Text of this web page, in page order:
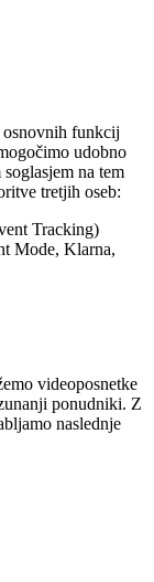
osnovnih funkcij
udobno
na tem
tretjih oseb:
Tracking)
Mode, Klarna,
videoposnetke
ponudniki. Z
naslednje